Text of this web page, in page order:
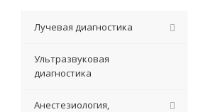
Лучевая диагностика
Ультразвуковая
диагностика
Анестезиология,